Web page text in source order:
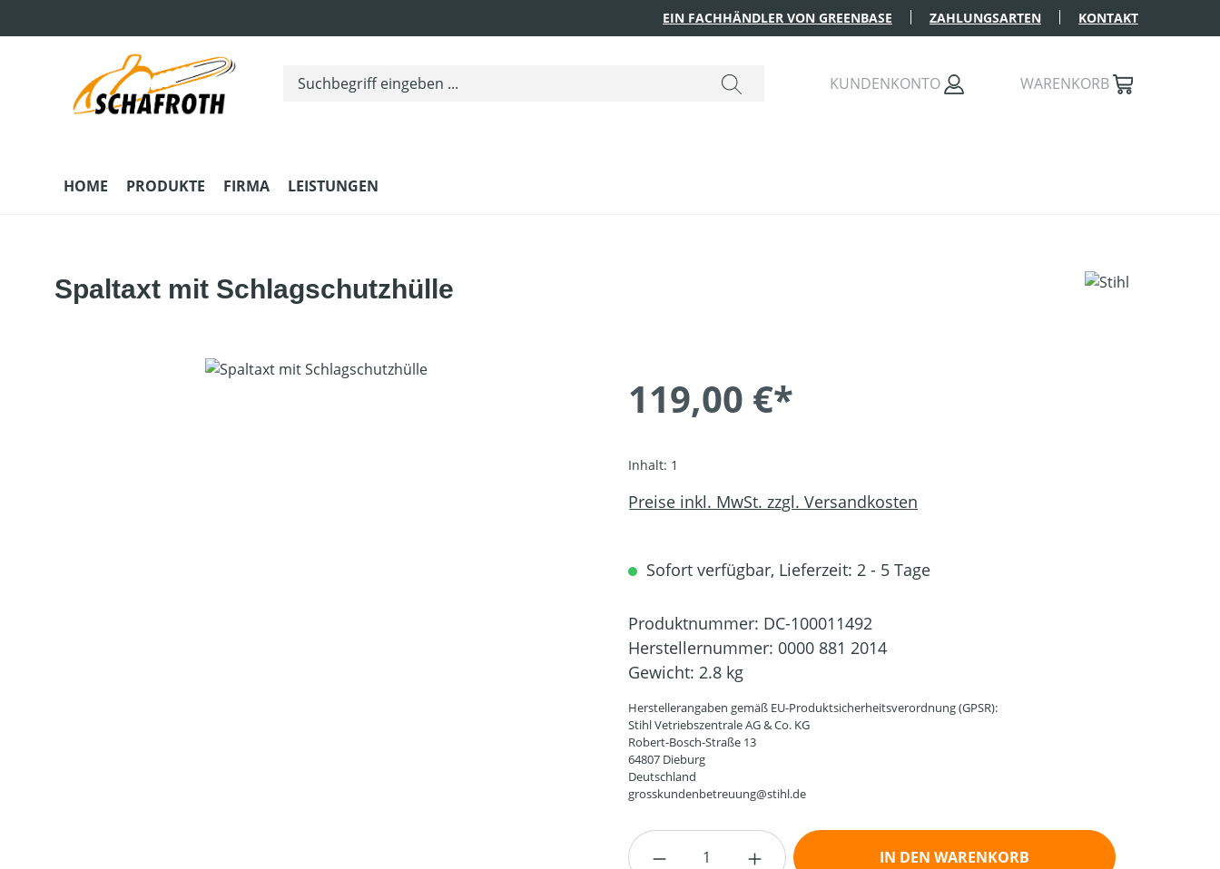
EIN FACHHÄNDLER VON GREENBASE ZAHLUNGSARTEN KONTAKT
KUNDENKONTO WARENKORB
HOME PRODUKTE FIRMA LEISTUNGEN
Spaltaxt mit Schlagschutzhülle
Bildergalerie überspringen
119,00 €*
Inhalt: 1
Preise inkl. MwSt. zzgl. Versandkosten
Sofort verfügbar, Lieferzeit: 2 - 5 Tage
Produktnummer: DC-100011492
Herstellernummer: 0000 881 2014
Gewicht: 2.8 kg
Herstellerangaben gemäß EU-Produktsicherheitsverordnung (GPSR):
Stihl Vetriebszentrale AG & Co. KG
Robert-Bosch-Straße 13
64807 Dieburg
Deutschland
grosskundenbetreuung@stihl.de
Produkt Anzahl: Gib den gewünschten Wert ein oder
IN DEN WARENKORB